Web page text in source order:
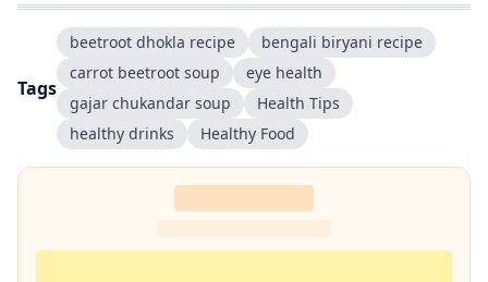
Tags
beetroot dhokla recipe
bengali biryani recipe
carrot beetroot soup
eye health
gajar chukandar soup
Health Tips
healthy drinks
Healthy Food